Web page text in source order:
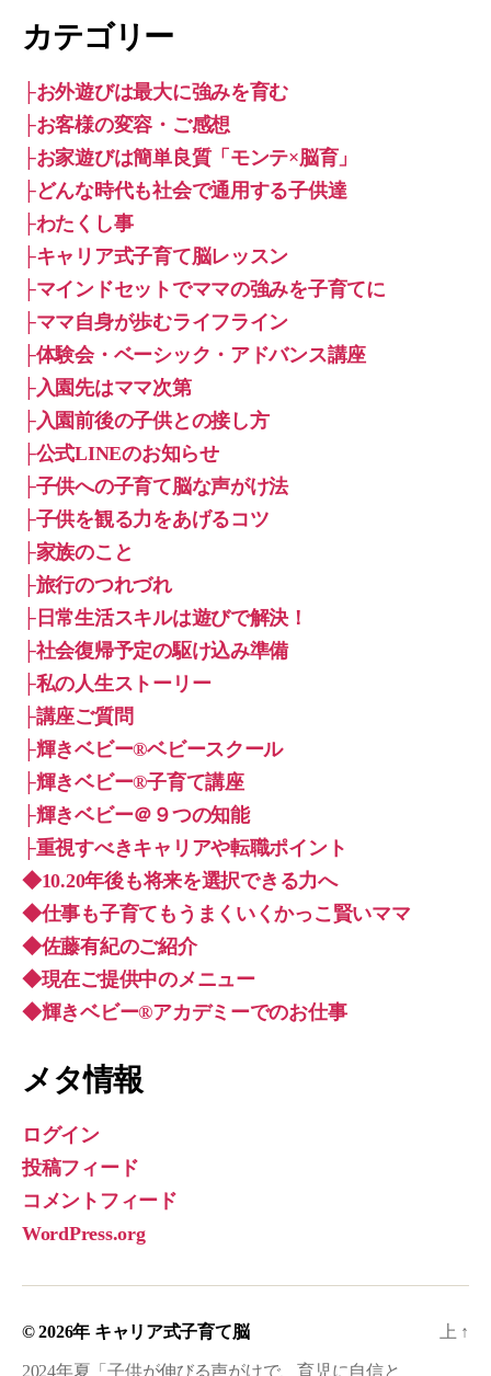
カテゴリー
├お外遊びは最大に強みを育む
├お客様の変容・ご感想
├お家遊びは簡単良質「モンテ×脳育」
├どんな時代も社会で通用する子供達
├わたくし事
├キャリア式子育て脳レッスン
├マインドセットでママの強みを子育てに
├ママ自身が歩むライフライン
├体験会・ベーシック・アドバンス講座
├入園先はママ次第
├入園前後の子供との接し方
├公式LINEのお知らせ
├子供への子育て脳な声がけ法
├子供を観る力をあげるコツ
├家族のこと
├旅行のつれづれ
├日常生活スキルは遊びで解決！
├社会復帰予定の駆け込み準備
├私の人生ストーリー
├講座ご質問
├輝きベビー®ベビースクール
├輝きベビー®子育て講座
├輝きベビー＠９つの知能
├重視すべきキャリアや転職ポイント
◆10.20年後も将来を選択できる力へ
◆仕事も子育てもうまくいくかっこ賢いママ
◆佐藤有紀のご紹介
◆現在ご提供中のメニュー
◆輝きベビー®︎アカデミーでのお仕事
メタ情報
ログイン
投稿フィード
コメントフィード
WordPress.org
© 2026年 キャリア式子育て脳
2024年夏「子供が伸びる声がけで、育児に自信と
上 ↑